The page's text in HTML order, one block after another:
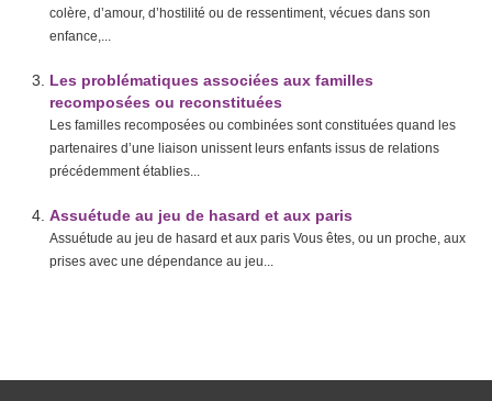
colère, d’amour, d’hostilité ou de ressentiment, vécues dans son
enfance,...
Les problématiques associées aux familles
recomposées ou reconstituées
Les familles recomposées ou combinées sont constituées quand les
partenaires d’une liaison unissent leurs enfants issus de relations
précédemment établies...
Assuétude au jeu de hasard et aux paris
Assuétude au jeu de hasard et aux paris Vous êtes, ou un proche, aux
prises avec une dépendance au jeu...